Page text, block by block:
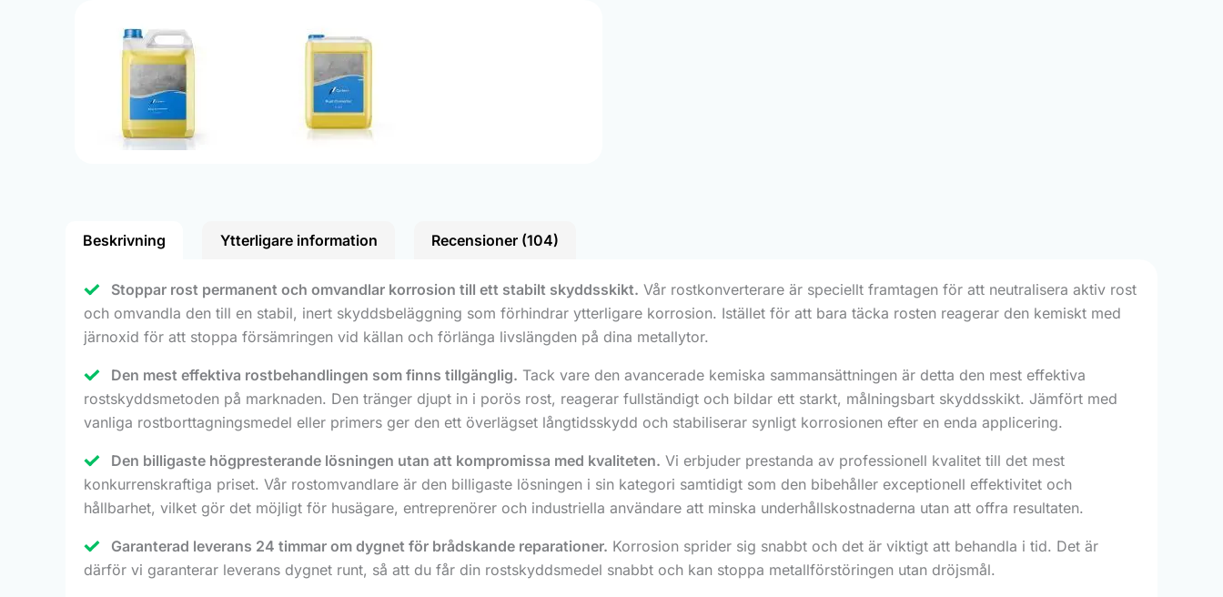
Beskrivning Ytterligare information Recensioner (104)
Stoppar rost permanent och omvandlar korrosion till ett stabilt skyddsskikt. Vår rostkonverterare är speciellt framtagen för att neutralisera aktiv rost
och omvandla den till en stabil, inert skyddsbeläggning som förhindrar ytterligare korrosion. Istället för att bara täcka rosten reagerar den kemiskt med
järnoxid för att stoppa försämringen vid källan och förlänga livslängden på dina metallytor.
Den mest effektiva rostbehandlingen som finns tillgänglig. Tack vare den avancerade kemiska sammansättningen är detta den mest effektiva
rostskyddsmetoden på marknaden. Den tränger djupt in i porös rost, reagerar fullständigt och bildar ett starkt, målningsbart skyddsskikt. Jämfört med
vanliga rostborttagningsmedel eller primers ger den ett överlägset långtidsskydd och stabiliserar synligt korrosionen efter en enda applicering.
Den billigaste högpresterande lösningen utan att kompromissa med kvaliteten. Vi erbjuder prestanda av professionell kvalitet till det mest
konkurrenskraftiga priset. Vår rostomvandlare är den billigaste lösningen i sin kategori samtidigt som den bibehåller exceptionell effektivitet och
hållbarhet, vilket gör det möjligt för husägare, entreprenörer och industriella användare att minska underhållskostnaderna utan att offra resultaten.
Garanterad leverans 24 timmar om dygnet för brådskande reparationer. Korrosion sprider sig snabbt och det är viktigt att behandla i tid. Det är
därför vi garanterar leverans dygnet runt, så att du får din rostskyddsmedel snabbt och kan stoppa metallförstöringen utan dröjsmål.